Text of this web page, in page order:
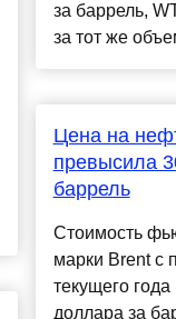
за баррель,
за тот же
Цена на
превысила
баррель
Стоимость
марки Brent с
текущего
доллара за